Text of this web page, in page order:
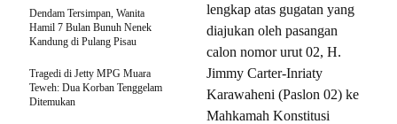
lengkap atas gugatan yang
diajukan oleh pasangan
calon nomor urut 02, H.
Jimmy Carter-Inriaty
Karawaheni (Paslon 02) ke
Mahkamah Konstitusi
Dendam Tersimpan, Wanita
Hamil 7 Bulan Bunuh Nenek
Kandung di Pulang Pisau
Tragedi di Jetty MPG Muara
Teweh: Dua Korban Tenggelam
Ditemukan